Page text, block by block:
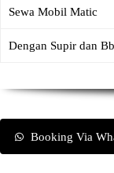
Sewa Mobil Matic
Dengan Supir dan
Booking Via